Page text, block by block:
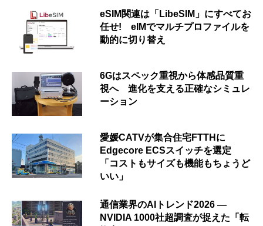
eSIM関連は「LibeSIM」にすべてお
任せ! eIMでマルチプロファイルを
動的に切り替え
6Gはスペック重視から体感品質重
視へ 進化を支える正確なシミュレ
ーション
愛媛CATVが集合住宅FTTHに
Edgecore ECSスイッチを選定
「コストもサイズも機能もちょうど
いい」
通信業界のAIトレンド2026 ―
NVIDIA 1000社超調査が捉えた「転